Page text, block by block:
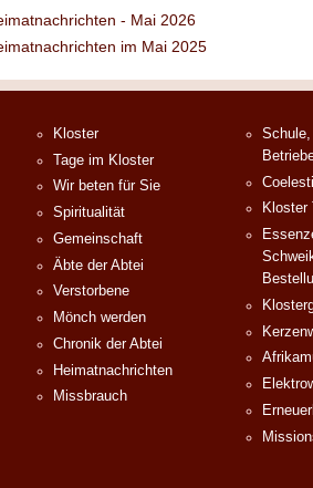
- Mai 2026
im Mai 2025
Kloster
Tage im Kloster
Wir beten für Sie
Spiritualität
Gemeinschaft
Äbte der Abtei
Verstorbene
Mönch werden
Chronik der Abtei
Heimatnachrichten
Missbrauch
Kloster